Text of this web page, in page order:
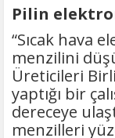
Pilin
“Sıcak hava
menzilini
Üreticileri
yaptığı bir
dereceye
menzilleri